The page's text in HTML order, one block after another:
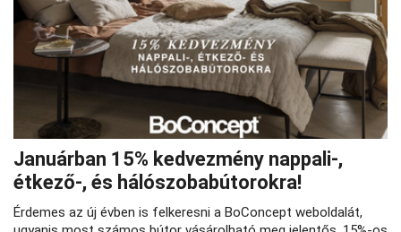
Januárban 15% kedvezmény nappali-,
étkező-, és hálószobabútorokra!
Érdemes az új évben is felkeresni a BoConcept weboldalát,